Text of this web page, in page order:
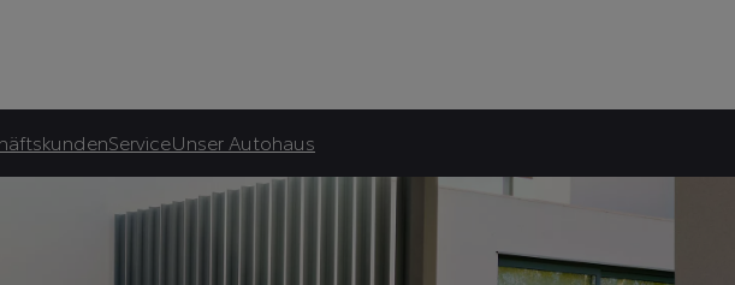
ServiceUnser Autohaus